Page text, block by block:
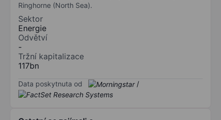
Ringhorne (North Sea).
Sektor
Energie
Odvětví
-
Tržní kapitalizace
117bn
Data poskytnuta od /